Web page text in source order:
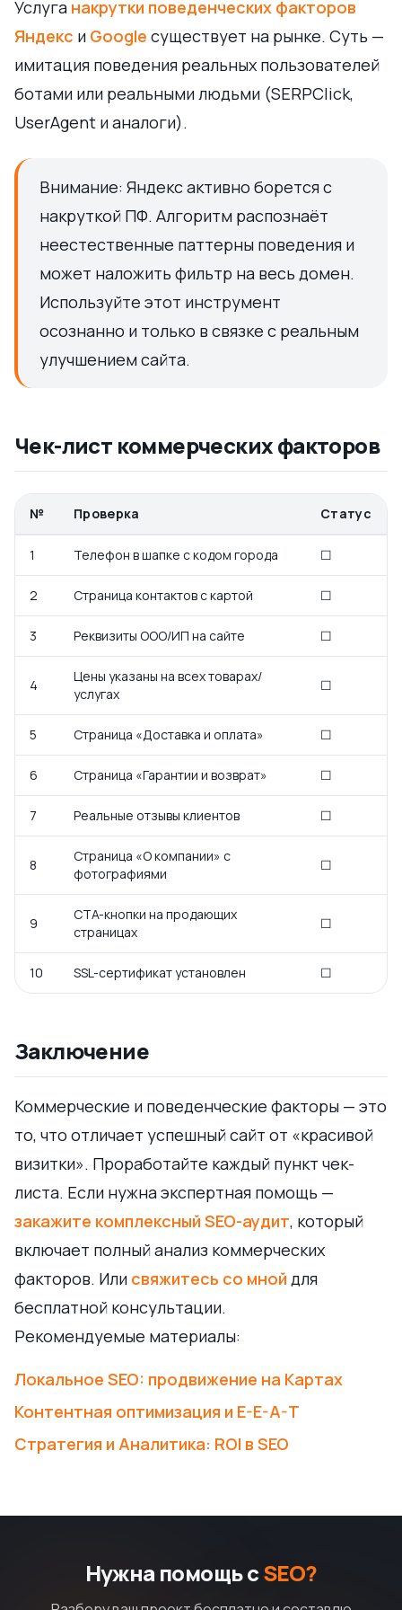
Услуга накрутки поведенческих факторов
Яндекс и Google существует на рынке. Суть —
имитация поведения реальных пользователей
ботами или реальными людьми (SERPClick,
UserAgent и аналоги).
Внимание: Яндекс активно борется с
накруткой ПФ. Алгоритм распознаёт
неестественные паттерны поведения и
может наложить фильтр на весь домен.
Используйте этот инструмент
осознанно и только в связке с реальным
улучшением сайта.
Чек-лист коммерческих факторов
№ Проверка Статус
1 Телефон в шапке с кодом города ☐
2 Страница контактов с картой ☐
3 Реквизиты ООО/ИП на сайте ☐
4
Цены указаны на всех товарах/
услугах
☐
5 Страница «Доставка и оплата» ☐
6 Страница «Гарантии и возврат» ☐
7 Реальные отзывы клиентов ☐
8
Страница «О компании» с
фотографиями
☐
9
CTA-кнопки на продающих
страницах
☐
10 SSL-сертификат установлен ☐
Заключение
Коммерческие и поведенческие факторы — это
то, что отличает успешный сайт от «красивой
визитки». Проработайте каждый пункт чек-
листа. Если нужна экспертная помощь —
закажите комплексный SEO-аудит, который
включает полный анализ коммерческих
факторов. Или свяжитесь со мной для
бесплатной консультации.
Рекомендуемые материалы:
Локальное SEO: продвижение на Картах
Контентная оптимизация и E-E-A-T
Стратегия и Аналитика: ROI в SEO
Нужна помощь сSEO?